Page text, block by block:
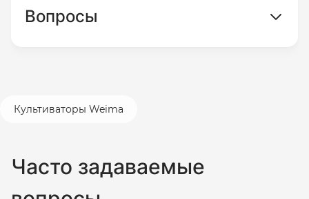
Вопросы
Культиваторы Weima
Часто задаваемые